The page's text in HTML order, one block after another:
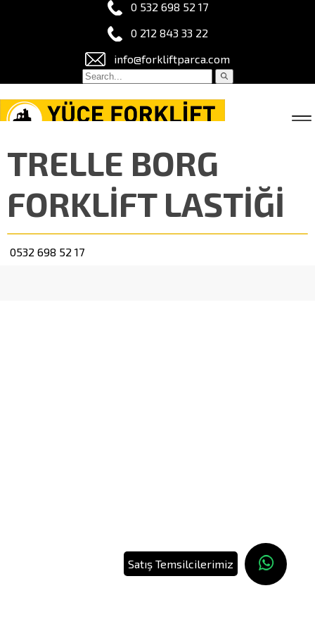
0 532 698 52 17
0 212 843 33 22
info@forkliftparca.com
Satış Temsilcilerimiz
TRELLE BORG
FORKLİFT LASTİĞİ
0532 698 52 17